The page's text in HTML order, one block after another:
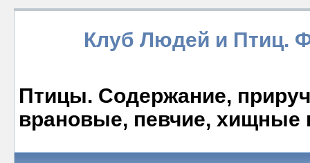
Клуб Людей и Птиц.
Птицы. Содержание,
врановые, певчие, хищные